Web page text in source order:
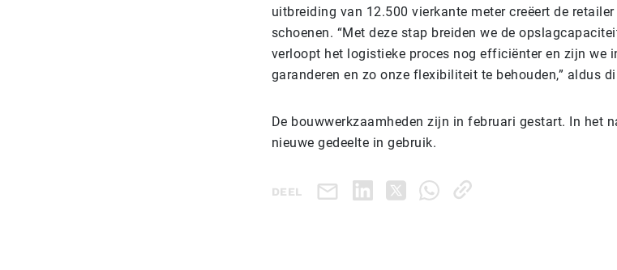
uitbreiding van 12.500 vierkante meter creëert de
schoenen. “Met deze stap breiden we de
verloopt het logistieke proces nog efficiënter en zijn we
garanderen en zo onze flexibiliteit te behouden,” aldus
De bouwwerkzaamheden zijn in februari gestart. In het
nieuwe gedeelte in gebruik.
DEEL